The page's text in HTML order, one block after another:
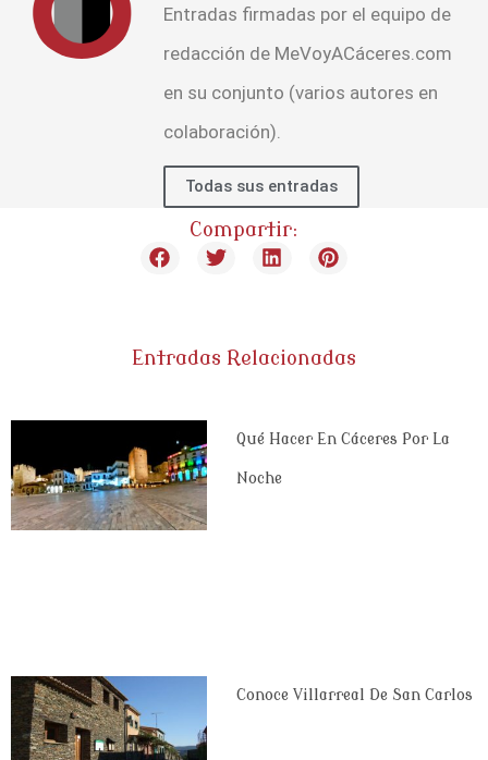
Entradas firmadas por el equipo de
redacción de MeVoyACáceres.com
en su conjunto (varios autores en
colaboración).
Todas sus entradas
Compartir:
Entradas Relacionadas
Qué Hacer En Cáceres Por La
Noche
Conoce Villarreal De San Carlos